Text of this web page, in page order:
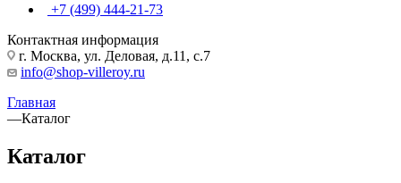
+7 (499) 444-21-73
Контактная информация
г. Москва, ул. Деловая, д.11, с.7
info@shop-villeroy.ru
Главная
—Каталог
Каталог